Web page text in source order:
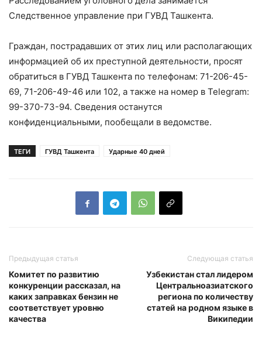
Следственное управление при ГУВД Ташкента.
Граждан, пострадавших от этих лиц или располагающих
информацией об их преступной деятельности, просят
обратиться в ГУВД Ташкента по телефонам: 71-206-45-
69, 71-206-49-46 или 102, а также на номер в Telegram:
99-370-73-94. Сведения останутся
конфиденциальными, пообещали в ведомстве.
ТЕГИ ГУВД Ташкента Ударные 40 дней
Предыдущая статья
Комитет по развитию
конкуренции рассказал, на
каких заправках бензин не
соответствует уровню
качества
Следующая статья
Узбекистан стал лидером
Центральноазиатского
региона по количеству
статей на родном языке в
Википедии